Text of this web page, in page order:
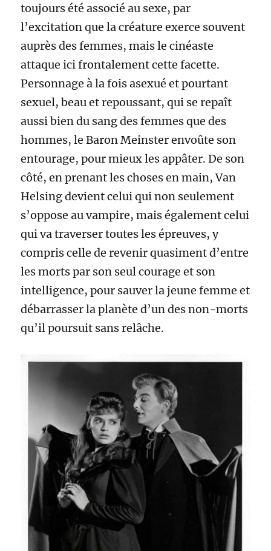
toujours été associé au sexe, par
l’excitation que la créature exerce souvent
auprès des femmes, mais le cinéaste
attaque ici frontalement cette facette.
Personnage à la fois asexué et pourtant
sexuel, beau et repoussant, qui se repaît
aussi bien du sang des femmes que des
hommes, le Baron Meinster envoûte son
entourage, pour mieux les appâter. De son
côté, en prenant les choses en main, Van
Helsing devient celui qui non seulement
s’oppose au vampire, mais également celui
qui va traverser toutes les épreuves, y
compris celle de revenir quasiment d’entre
les morts par son seul courage et son
intelligence, pour sauver la jeune femme et
débarrasser la planète d’un des non-morts
qu’il poursuit sans relâche.